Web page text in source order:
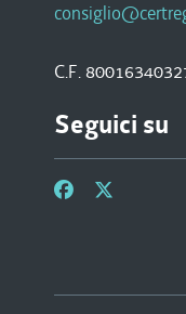
C.F.
Seguici su